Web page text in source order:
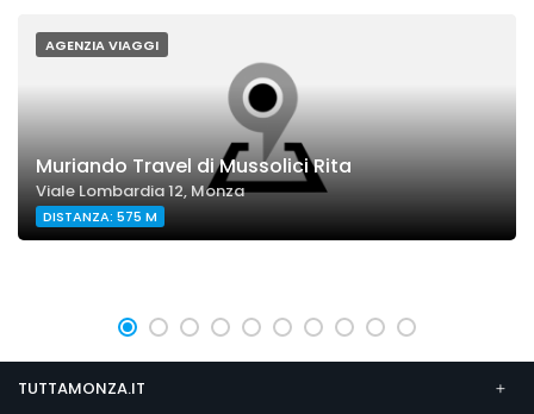
AGENZIA VIAGGI
Muriando Travel di Mussolici Rita
Viale Lombardia 12, Monza
DISTANZA: 575 M
TUTTAMONZA.IT